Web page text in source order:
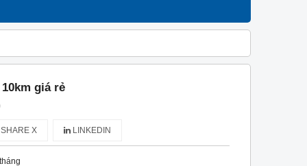
giá rẻ
SHARE X LINKEDIN